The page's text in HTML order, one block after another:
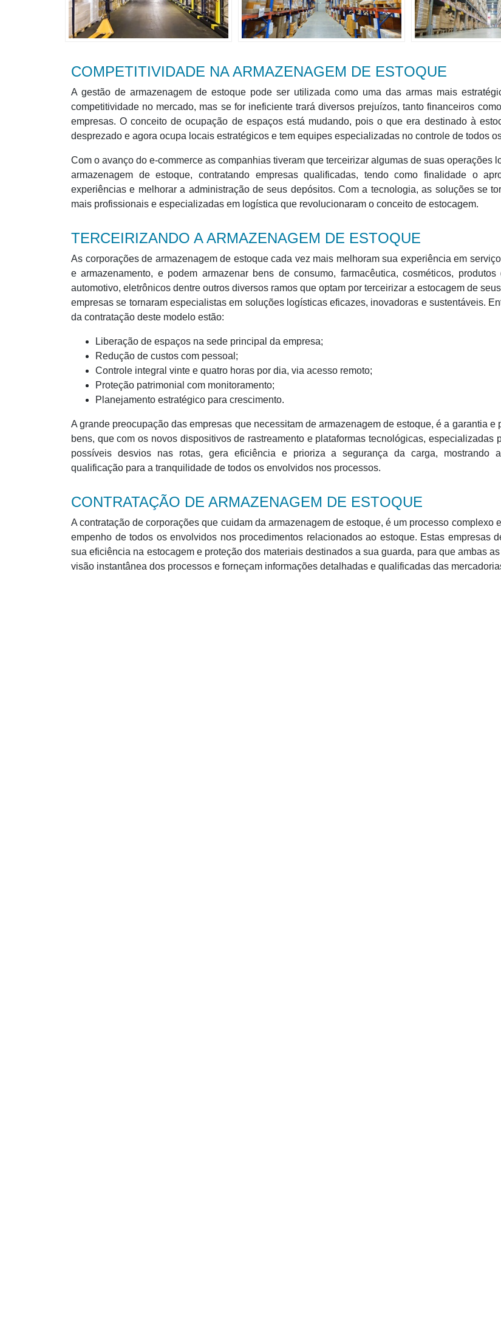
COMPETITIVIDADE NA ARMAZENAGEM DE ESTOQUE
A gestão de armazenagem de estoque pode ser utilizada como uma das armas mais
competitividade no mercado, mas se for ineficiente trará diversos prejuízos, tanto financeiros
empresas. O conceito de ocupação de espaços está mudando, pois o que era destinado à
desprezado e agora ocupa locais estratégicos e tem equipes especializadas no controle de todos
Com o avanço do e-commerce as companhias tiveram que terceirizar algumas de suas operações
armazenagem de estoque, contratando empresas qualificadas, tendo como finalidade o
experiências e melhorar a administração de seus depósitos. Com a tecnologia, as soluções se
mais profissionais e especializadas em logística que revolucionaram o conceito de estocagem.
TERCEIRIZANDO A ARMAZENAGEM DE ESTOQUE
As corporações de armazenagem de estoque cada vez mais melhoram sua experiência em
e armazenamento, e podem armazenar bens de consumo, farmacêutica, cosméticos, produtos
automotivo, eletrônicos dentre outros diversos ramos que optam por terceirizar a estocagem de
empresas se tornaram especialistas em soluções logísticas eficazes, inovadoras e sustentáveis.
da contratação deste modelo estão:
Liberação de espaços na sede principal da empresa;
Redução de custos com pessoal;
Controle integral vinte e quatro horas por dia, via acesso remoto;
Proteção patrimonial com monitoramento;
Planejamento estratégico para crescimento.
A grande preocupação das empresas que necessitam de armazenagem de estoque, é a garantia e
bens, que com os novos dispositivos de rastreamento e plataformas tecnológicas, especializadas
possíveis desvios nas rotas, gera eficiência e prioriza a segurança da carga, mostrando
qualificação para a tranquilidade de todos os envolvidos nos processos.
CONTRATAÇÃO DE ARMAZENAGEM DE ESTOQUE
A contratação de corporações que cuidam da armazenagem de estoque, é um processo complexo
empenho de todos os envolvidos nos procedimentos relacionados ao estoque. Estas empresas
sua eficiência na estocagem e proteção dos materiais destinados a sua guarda, para que ambas
visão instantânea dos processos e forneçam informações detalhadas e qualificadas das